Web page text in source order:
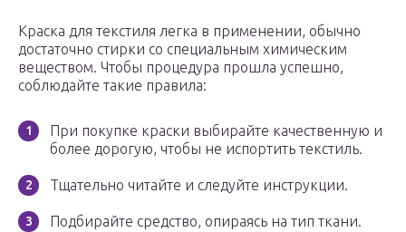
Краска для текстиля легка в применении, обычно
достаточно стирки со специальным химическим
веществом. Чтобы процедура прошла успешно,
соблюдайте такие правила:
При покупке краски выбирайте качественную и
более дорогую, чтобы не испортить текстиль.
Тщательно читайте и следуйте инструкции.
Подбирайте средство, опираясь на тип ткани.